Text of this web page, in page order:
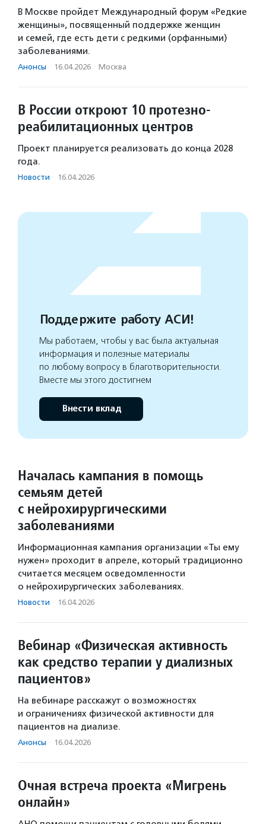
В Москве пройдет Международный форум «Редкие
женщины», посвященный поддержке женщин
и семей, где есть дети с редкими (орфанными)
заболеваниями.
Анонсы · 16.04.2026 · Москва
В России откроют 10 протезно-
реабилитационных центров
Проект планируется реализовать до конца 2028
года.
Новости · 16.04.2026
Поддержите работу АСИ!
Мы работаем, чтобы у вас была актуальная
информация и полезные материалы
по любому вопросу в благотворительности.
Вместе мы этого достигнем
Внести вклад
Началась кампания в помощь
семьям детей
с нейрохирургическими
заболеваниями
Информационная кампания организации «Ты ему
нужен» проходит в апреле, который традиционно
считается месяцем осведомленности
о нейрохирургических заболеваниях.
Новости · 16.04.2026
Вебинар «Физическая активность
как средство терапии у диализных
пациентов»
На вебинаре расскажут о возможностях
и ограничениях физической активности для
пациентов на диализе.
Анонсы · 16.04.2026
Очная встреча проекта «Мигрень
онлайн»